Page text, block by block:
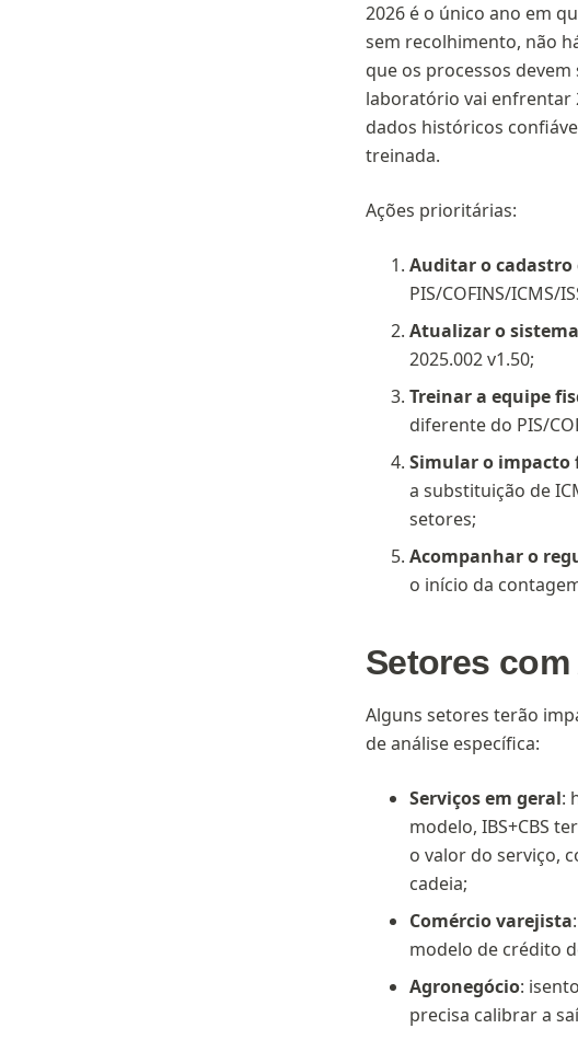
2026 é o único ano em
sem recolhimento, não
que os processos
laboratório vai enfrentar
dados históricos
treinada.
Ações prioritárias:
Auditar o cadastro
PIS/COFINS/ICMS/
Atualizar o
2025.002 v1.50;
Treinar a equipe
diferente do PIS/
Simular o impacto
a substituição de
setores;
Acompanhar o
o início da
Setores
Alguns setores terão
de análise específica:
Serviços em geral:
modelo, IBS+CBS
o valor do serviço,
cadeia;
Comércio varejista
modelo de crédito
Agronegócio:
precisa calibrar a